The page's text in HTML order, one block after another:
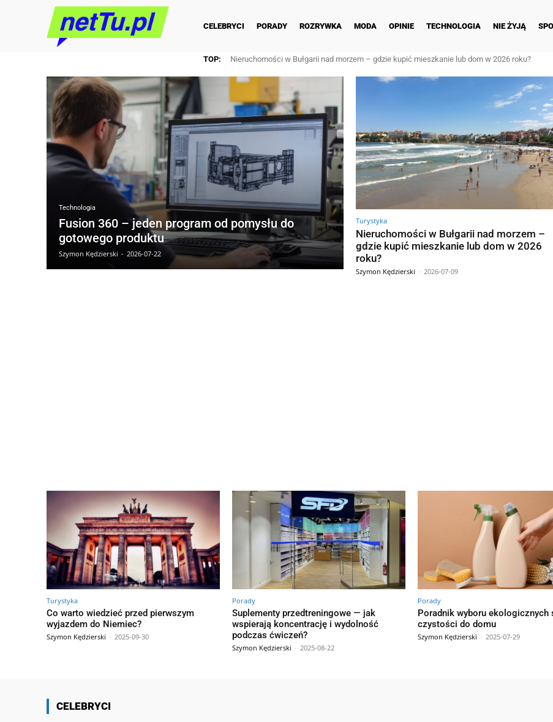
CELEBRYCI PORADY ROZRYWKA MODA OPINIE TECHNOLOGIA NIE ŻYJĄ
TOP: Nieruchomości w Bułgarii nad morzem – gdzie kupić mieszkanie lub dom w 2026 roku?
Technologia
Fusion 360 – jeden program od pomysłu do
gotowego produktu
Szymon Kędzierski - 2026-07-22
Turystyka
Nieruchomości w Bułgarii nad morzem –
gdzie kupić mieszkanie lub dom w 2026
roku?
Szymon Kędzierski - 2026-07-09
Turystyka
Co warto wiedzieć przed pierwszym
wyjazdem do Niemiec?
Szymon Kędzierski - 2025-09-30
Porady
Suplementy przedtreningowe — jak
wspierają koncentrację i wydolność
podczas ćwiczeń?
Szymon Kędzierski - 2025-08-22
Porady
Poradnik wyboru ekologicznych
czystości do domu
Szymon Kędzierski - 2025-07-29
CELEBRYCI